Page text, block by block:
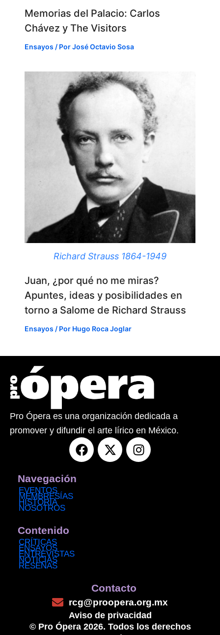
Memorias del Palacio: Carlos
Chávez y The Visitors
Ensayos / PorJosé Octavio Sosa
Richard Strauss 1864-1949
Juan, ¿por qué no me miras?
Apuntes, ideas y posibilidades en
torno a Salome de Richard Strauss
Ensayos / Por Hugo Roca Joglar
Pro Ópera es una organización dedicada a
promover y difundir el arte lírico en México.
F
a
X
-
I
n
Navegación
EVENTOS
MEMBRESÍAS
HISTORIA
NOSOTROS
Contenido
CRÍTICAS
ENSAYOS
ENTREVISTAS
NOTICIAS
RESEÑAS
Contacto
rcg@proopera.org.mx
Aviso de privacidad
© Pro Ópera 2026. Todos los derechos